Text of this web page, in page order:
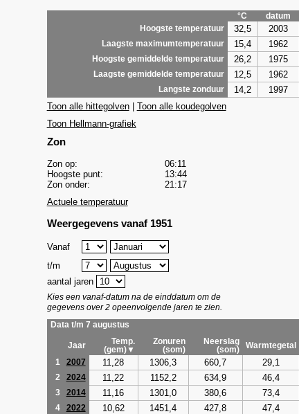
°C
datum
Hoogste temperatuur
32,5 2003
Laagste maximumtemperatuur 15,4 1962
Hoogste gemiddelde temperatuur 26,2 1975
Laagste gemiddelde temperatuur 12,5 1962
Langste zonduur 14,2
1997
Toon alle hittegolven| Toon alle koudegolven
Toon Hellmann-grafiek
Zon
Zon op:
06:11
Hoogste punt:
13:44
Zon onder:
21:17
Actuele temperatuur
Weergegevens vanaf 1951
Vanaf
t/m
aantal jaren
Kies een vanaf-datum na de einddatum om de
gegevens over 2 opeenvolgende jaren te zien.
Data t/m 7 augustus
Jaar
Temp.
(gem)▼
Zonuren
(som)
Neerslag
(som)
Warmtegetal
1
2007 11,28 1306,3 660,7 29,1
2 2024 11,22 1152,2 634,9 46,4
3 2014 11,16 1301,0 380,6 73,4
4 2022 10,62 1451,4 427,8 47,4